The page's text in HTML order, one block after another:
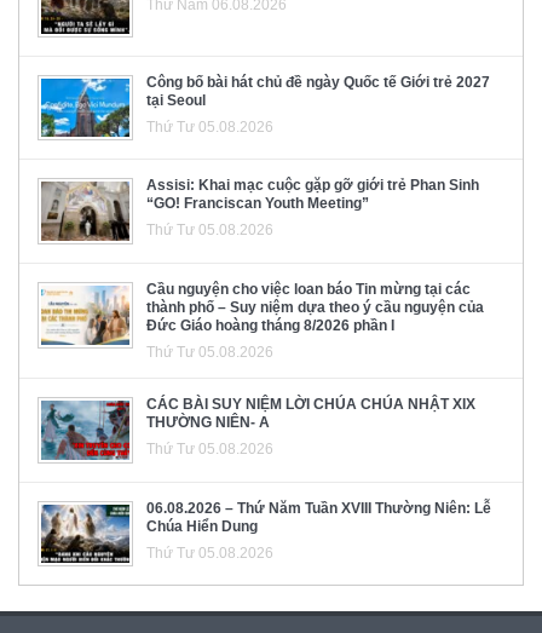
Thứ Năm 06.08.2026
Công bố bài hát chủ đề ngày Quốc tế Giới trẻ 2027
tại Seoul
Thứ Tư 05.08.2026
Assisi: Khai mạc cuộc gặp gỡ giới trẻ Phan Sinh
“GO! Franciscan Youth Meeting”
Thứ Tư 05.08.2026
Cầu nguyện cho việc loan báo Tin mừng tại các
thành phố – Suy niệm dựa theo ý cầu nguyện của
Đức Giáo hoàng tháng 8/2026 phần I
Thứ Tư 05.08.2026
CÁC BÀI SUY NIỆM LỜI CHÚA CHÚA NHẬT XIX
THƯỜNG NIÊN- A
Thứ Tư 05.08.2026
06.08.2026 – Thứ Năm Tuần XVIII Thường Niên: Lễ
Chúa Hiển Dung
Thứ Tư 05.08.2026